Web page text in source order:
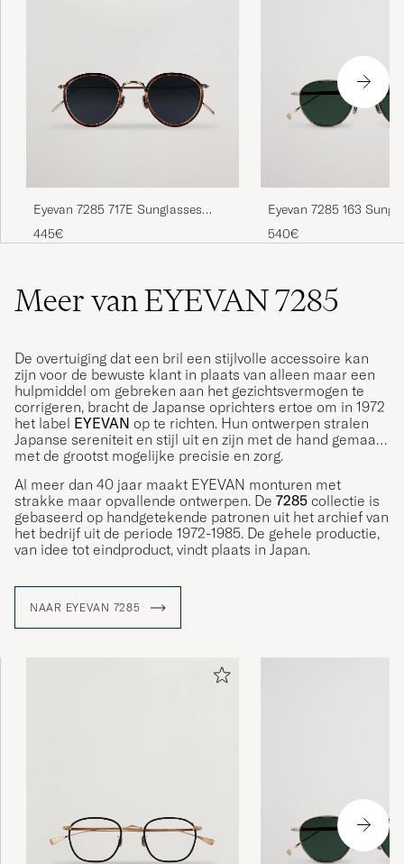
Eyevan 7285 717E Sunglasses
Antique Gold
445€
Eyevan 7285 163
Antique Gold
540€
Meer van EYEVAN 7285
De overtuiging dat een bril een stijlvolle accessoire kan
zijn voor de bewuste klant in plaats van alleen maar een
hulpmiddel om gebreken aan het gezichtsvermogen te
corrigeren, bracht de Japanse oprichters ertoe om in 1972
het label EYEVAN op te richten. Hun ontwerpen stralen
Japanse sereniteit en stijl uit en zijn met de hand gemaakt
met de grootst mogelijke precisie en zorg.
Al meer dan 40 jaar maakt EYEVAN monturen met
strakke maar opvallende ontwerpen. De 7285 collectie is
gebaseerd op handgetekende patronen uit het archief van
het bedrijf uit de periode 1972-1985. De gehele productie,
van idee tot eindproduct, vindt plaats in Japan.
NAAR EYEVAN 7285